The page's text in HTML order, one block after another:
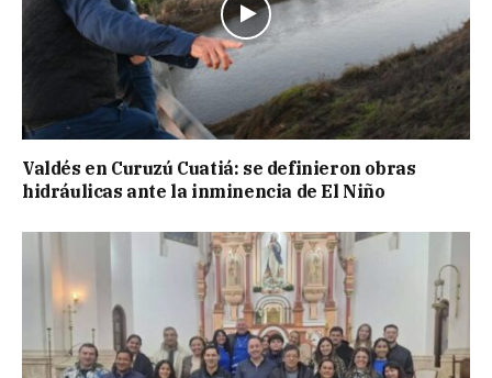
Valdés en Curuzú Cuatiá: se definieron obras
hidráulicas ante la inminencia de El Niño